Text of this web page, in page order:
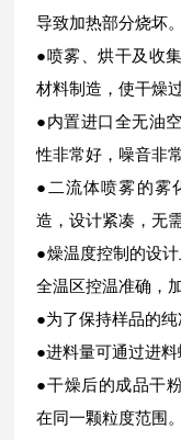
导致加热部分烧坏。
●喷雾、烘干及收
材料制造，使干燥
●内置进口全无油
性非常好，噪音非
●二流体喷雾的雾
造，设计紧凑，无
●燥温度控制的设
全温区控温准确，
●为了保持样品的纯
●进料量可通过进料
●干燥后的成品干
在同一颗粒度范围。